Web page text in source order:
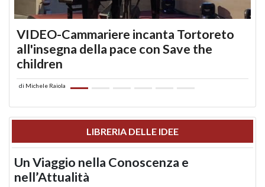
VIDEO-Cammariere incanta Tortoreto
all'insegna della pace con Save the
children
di Michele Raiola
LIBRERIA DELLE IDEE
Un Viaggio nella Conoscenza e
nell’Attualità